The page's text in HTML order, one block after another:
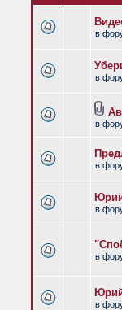
в
в
в
в
в
в
в